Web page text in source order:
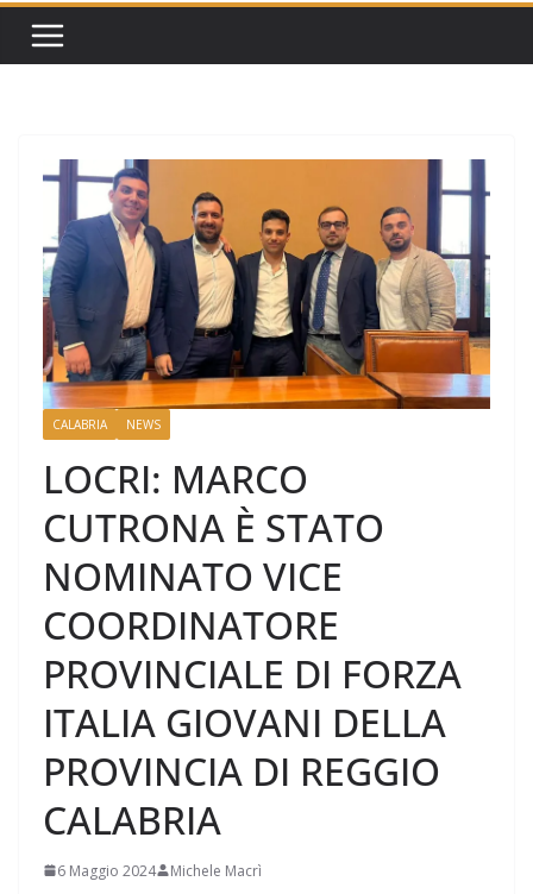
CALABRIA NEWS
LOCRI: MARCO
CUTRONA È STATO
NOMINATO VICE
COORDINATORE
PROVINCIALE DI FORZA
ITALIA GIOVANI DELLA
PROVINCIA DI REGGIO
CALABRIA
6 Maggio 2024 Michele Macrì